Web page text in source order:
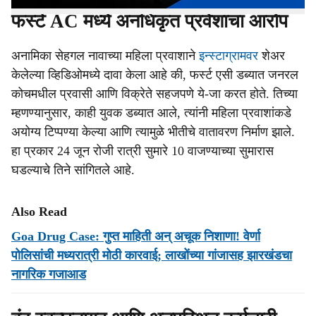
फर्स्ट AC मध्ये अनधिकृत प्रवेशाचा आरोप
अनामिका सेहगल नावाच्या महिला प्रवाशानेइन्स्टाग्रामवरशेअर
केलेल्या व्हिडिओमध्ये दावा केला आहे की, फर्स्ट एसी डब्यात जनरल
कोचमधील प्रवासी आणि विक्रेते सहजपणे ये-जा करत होते. तिच्या
म्हणण्यानुसार, काही युवक डब्यात आले, त्यांनी महिला प्रवाशांकडे
अयोग्य टिप्पण्या केल्या आणि त्यामुळे भीतीचे वातावरण निर्माण झाले.
हा प्रकार 24 जून रोजी रात्री सुमारे 10 वाजण्याच्या सुमारास
घडल्याचे तिने सांगितले आहे.
Also Read
Goa Drug Case: गुप्त माहिती अन् अचूक निशाणा! वेर्णा
पोलिसांची मध्यरात्री मोठी कारवाई; लाखोंच्या गांजासह झारखंडचा
नागरिक गजाआड